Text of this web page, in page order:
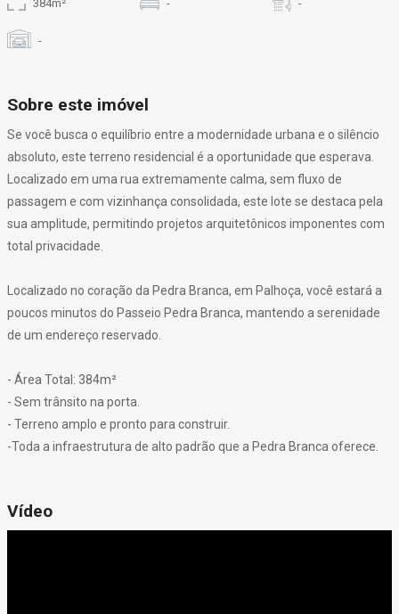
384m² - -
-
Sobre este imóvel
Se você busca o equilíbrio entre a modernidade urbana e o silêncio
absoluto, este terreno residencial é a oportunidade que esperava.
Localizado em uma rua extremamente calma, sem fluxo de
passagem e com vizinhança consolidada, este lote se destaca pela
sua amplitude, permitindo projetos arquitetônicos imponentes com
total privacidade.
Localizado no coração da Pedra Branca, em Palhoça, você estará a
poucos minutos do Passeio Pedra Branca, mantendo a serenidade
de um endereço reservado.
- Área Total: 384m²
- Sem trânsito na porta.
- Terreno amplo e pronto para construir.
-Toda a infraestrutura de alto padrão que a Pedra Branca oferece.
Vídeo